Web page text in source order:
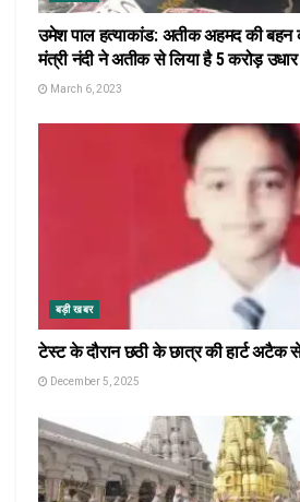
उमेश पाल हत्याकांड: अतीक अहमद की बहन
मंत्री नंदी ने अतीक से लिया है 5 करोड़ उधार
March 6, 2023
बड़ी खबर
टेस्ट के दौरान छठी के छात्र की हार्ट अटैक
December 5, 2025